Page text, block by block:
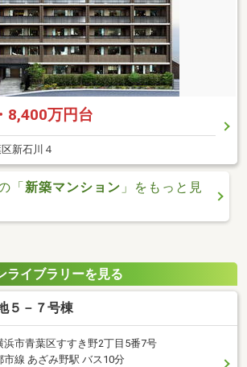
8,400万円台
新石川４
「新築マンション 」をもっと見
ライブラリーを見る
５－７号棟
浜市青葉区すすき野2丁目5番7号
市線 あざみ野駅 バス10分